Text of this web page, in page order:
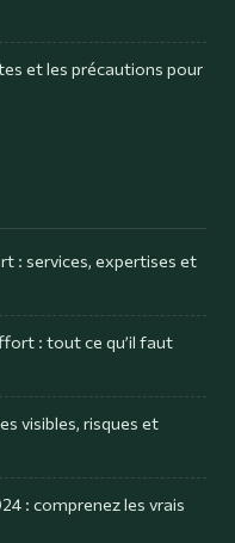
et les précautions pour
: services, expertises et
: tout ce qu’il faut
visibles, risques et
: comprenez les vrais